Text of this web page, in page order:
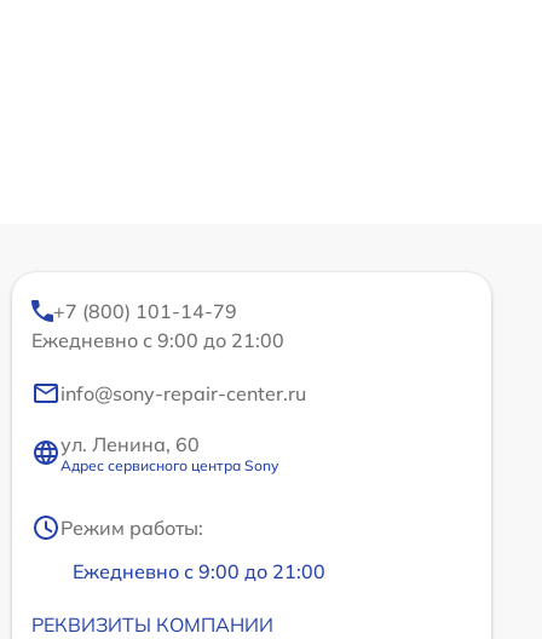
+7 (800) 101-14-79
Ежедневно с 9:00 до 21:00
info@sony-repair-center.ru
ул. Ленина, 60
Адрес сервисного центра Sony
Режим работы:
Ежедневно с 9:00 до 21:00
РЕКВИЗИТЫ КОМПАНИИ